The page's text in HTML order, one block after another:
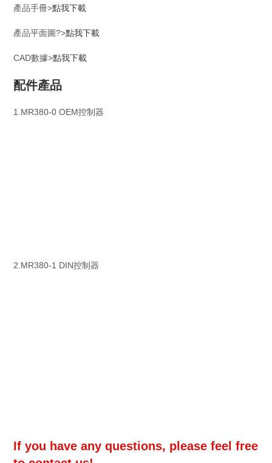
產品手冊>點我下載
產品平面圖?>點我下載
CAD數據>點我下載
配件產品
1.MR380-0 OEM控制器
2.MR380-1 DIN控制器
If you have any questions, please feel free